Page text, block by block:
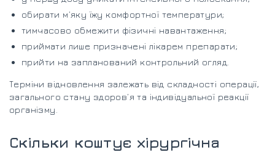
обирати м’яку їжу комфортної температури;
тимчасово обмежити фізичні навантаження;
приймати лише призначені лікарем препарати;
прийти на запланований контрольний огляд.
Терміни відновлення залежать від складності операції,
загального стану здоров’я та індивідуальної реакції
організму.
Скільки коштує хірургічна